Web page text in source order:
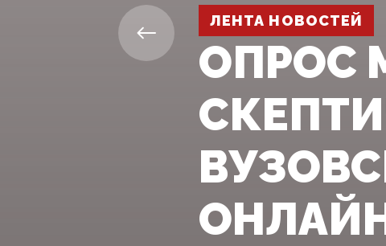
ЛЕНТА НОВОСТЕЙ
ОПРОС